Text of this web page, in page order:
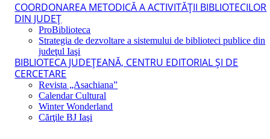
COORDONAREA METODICĂ A ACTIVITĂŢII BIBLIOTECILOR
DIN JUDEŢ
ProBiblioteca
Strategia de dezvoltare a sistemului de biblioteci publice din
judeţul Iaşi
BIBLIOTECA JUDEŢEANĂ, CENTRU EDITORIAL ŞI DE
CERCETARE
Revista „Asachiana”
Calendar Cultural
Winter Wonderland
Cărţile BJ Iaşi